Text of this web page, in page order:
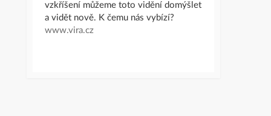
vzkříšení můžeme toto vidění domýšlet
a vidět nově. K čemu nás vybízí?
www.vira.cz